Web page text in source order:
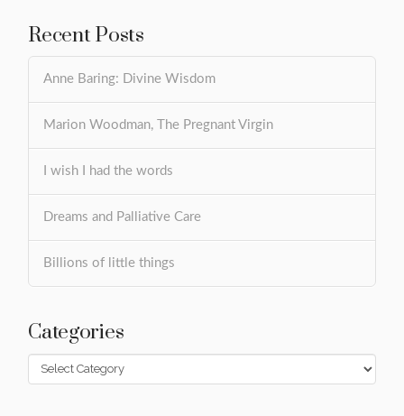
Recent Posts
Anne Baring: Divine Wisdom
Marion Woodman, The Pregnant Virgin
I wish I had the words
Dreams and Palliative Care
Billions of little things
Categories
Categories